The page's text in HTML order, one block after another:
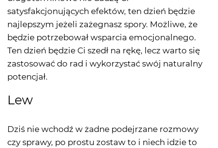
satysfakcjonujących efektów, ten dzień będzie
najlepszym jeżeli zażegnasz spory. Możliwe, że
będzie potrzebował wsparcia emocjonalnego.
Ten dzień będzie Ci szedł na rękę, lecz warto się
zastosować do rad i wykorzystać swój naturalny
potencjał.
Lew
Dziś nie wchodź w żadne podejrzane rozmowy
czy sprawy, po prostu zostaw to i niech idzie to